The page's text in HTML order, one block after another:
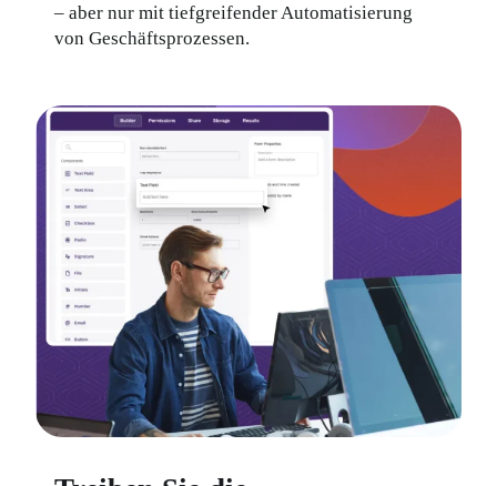
– aber nur mit tiefgreifender Automatisierung
von Geschäftsprozessen.